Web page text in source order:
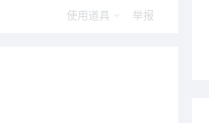
使用道具 举报